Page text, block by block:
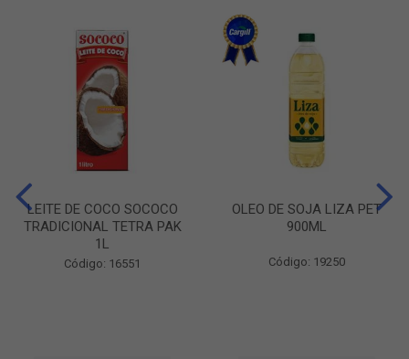
LEITE DE COCO SOCOCO
TRADICIONAL TETRA PAK
1L
Código: 16551
OLEO DE SOJA LIZA PET
900ML
Código: 19250